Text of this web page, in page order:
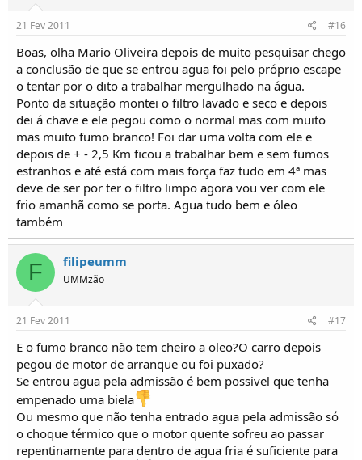
21 Fev 2011 #16
Boas, olha Mario Oliveira depois de muito pesquisar chego
a conclusão de que se entrou agua foi pelo próprio escape
o tentar por o dito a trabalhar mergulhado na água.
Ponto da situação montei o filtro lavado e seco e depois
dei á chave e ele pegou como o normal mas com muito
mas muito fumo branco! Foi dar uma volta com ele e
depois de + - 2,5 Km ficou a trabalhar bem e sem fumos
estranhos e até está com mais força faz tudo em 4ª mas
deve de ser por ter o filtro limpo agora vou ver com ele
frio amanhã como se porta. Agua tudo bem e óleo
também
F filipeumm
UMMzão
21 Fev 2011 #17
E o fumo branco não tem cheiro a oleo?O carro depois
pegou de motor de arranque ou foi puxado?
Se entrou agua pela admissão é bem possivel que tenha
empenado uma biela
Ou mesmo que não tenha entrado agua pela admissão só
o choque térmico que o motor quente sofreu ao passar
repentinamente para dentro de agua fria é suficiente para